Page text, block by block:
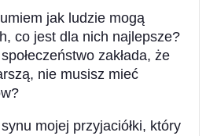
jak ludzie mogą
co jest dla nich najlepsze?
zakłada, że
nie musisz mieć
mojej przyjaciółki, który